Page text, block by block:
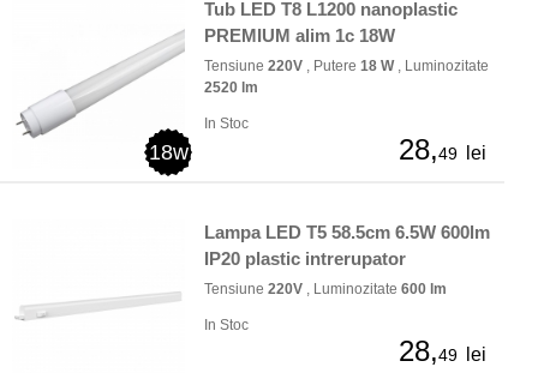
18w
Tub LED T8 L1200 nanoplastic
PREMIUM alim 1c 18W
Tensiune 220V , Putere 18 W, Luminozitate
2520 lm
In Stoc
28,49 lei
Lampa LED T5 58.5cm 6.5W 600lm
IP20 plastic intrerupator
Tensiune 220V , Luminozitate 600 lm
In Stoc
28,49 lei